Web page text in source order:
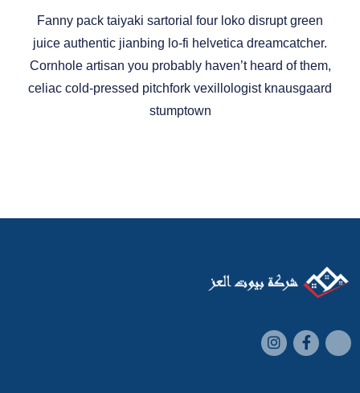
Fanny pack taiyaki sartorial four loko disrupt green
juice authentic jianbing lo-fi helvetica dreamcatcher.
Cornhole artisan you probably haven’t heard of them,
celiac cold-pressed pitchfork vexillologist knausgaard
stumptown